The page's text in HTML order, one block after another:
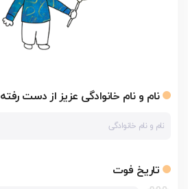
نام و نام خانوادگی عزیز از دست رفته
تاریخ فوت